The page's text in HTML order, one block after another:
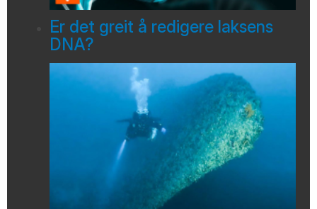
Er det greit å redigere laksens
DNA?